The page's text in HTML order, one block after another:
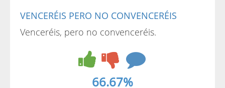
VENCERÉIS PERO NO CONVENCERÉIS
Venceréis, pero no convenceréis.
66.67%